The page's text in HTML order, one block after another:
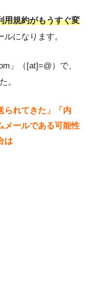
用規約がもうすぐ変
になります。
」（[at]=@）で、
。
られてきた」「内
メールである可能性
は